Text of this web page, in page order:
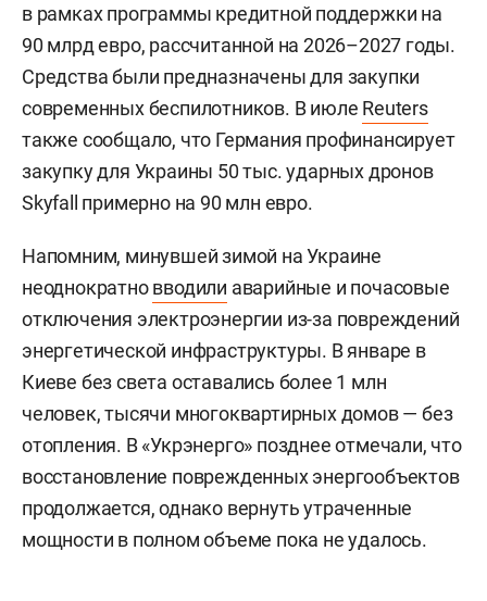
в рамках программы кредитной поддержки на
90 млрд евро, рассчитанной на 2026–2027 годы.
Средства были предназначены для закупки
современных беспилотников. В июле Reuters
также сообщало, что Германия профинансирует
закупку для Украины 50 тыс. ударных дронов
Skyfall примерно на 90 млн евро.
Напомним, минувшей зимой на Украине
неоднократновводили аварийные и почасовые
отключения электроэнергии из-за повреждений
энергетической инфраструктуры. В январе в
Киеве без света оставались более 1 млн
человек, тысячи многоквартирных домов — без
отопления. В «Укрэнерго» позднее отмечали, что
восстановление поврежденных энергообъектов
продолжается, однако вернуть утраченные
мощности в полном объеме пока не удалось.